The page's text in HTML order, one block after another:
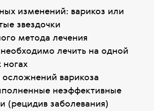
изменений: варикоз или
звездочки
метода лечения
лечить на одной
ногах
варикоза
неэффективные
(рецидив заболевания)